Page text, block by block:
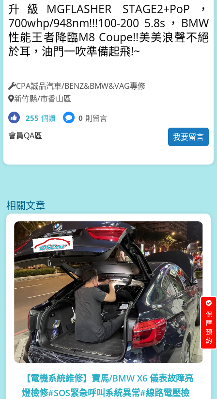
升級MGFLASHER STAGE2+PoP，
700whp/948nm!!!100-200 5.8s， BMW
性能王者降臨M8 Coupe!!美美浪聲不絕
於耳，油門一吹準備起飛!~
CPA誠品汽車/BENZ&BMW&VAG專修
新竹縣/市香山區
255 個讚 0 則留言
我要留言
會員QA區
相關文章
【電機系統維修】 寶馬/BMW X6 儀表故障亮
燈檢修#SOS緊急呼叫系統異常#線路電壓檢
保障預約